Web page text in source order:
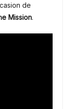
de
Mission.